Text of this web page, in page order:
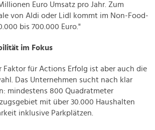
Euro Umsatz pro Jahr. Zum
von Aldi oder Lidl kommt im Non-Food-
bis 700.000 Euro."
im Fokus
Faktor für Actions Erfolg ist aber auch die
Das Unternehmen sucht nach klar
mindestens 800 Quadratmeter
mit über 30.000 Haushalten
inklusive Parkplätzen.